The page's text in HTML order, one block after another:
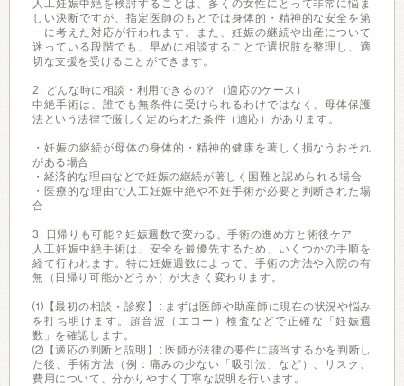
人工妊娠中絶を検討することは、多くの女性にとって非常に悩ま
しい決断ですが、指定医師のもとでは身体的・精神的な安全を第
一に考えた対応が行われます。また、妊娠の継続や出産について
迷っている段階でも、早めに相談することで選択肢を整理し、適
切な支援を受けることができます。
2. どんな時に相談・利用できるの？（適応のケース）
中絶手術は、誰でも無条件に受けられるわけではなく、母体保護
法という法律で厳しく定められた条件（適応）があります。
・妊娠の継続が母体の身体的・精神的健康を著しく損なうおそれ
がある場合
・経済的な理由などで妊娠の継続が著しく困難と認められる場合
・医療的な理由で人工妊娠中絶や不妊手術が必要と判断された場
合
3. 日帰りも可能？妊娠週数で変わる、手術の進め方と術後ケア
人工妊娠中絶手術は、安全を最優先するため、いくつかの手順を
経て行われます。特に妊娠週数によって、手術の方法や入院の有
無（日帰り可能かどうか）が大きく変わります。
⑴【最初の相談・診察】: まずは医師や助産師に現在の状況や悩み
を打ち明けます。超音波（エコー）検査などで正確な「妊娠週
数」を確認します。
⑵【適応の判断と説明】: 医師が法律の要件に該当するかを判断し
た後、手術方法（例：痛みの少ない「吸引法」など）、リスク、
費用について、分かりやすく丁寧な説明を行います。